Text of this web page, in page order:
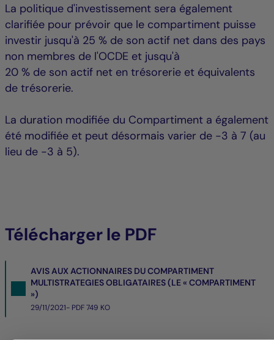
La politique d'investissement sera également
clarifiée pour prévoir que le compartiment puisse
investir jusqu'à 25 % de son actif net dans des pays
non membres de l'OCDE et jusqu'à
20 % de son actif net en trésorerie et équivalents
de trésorerie.
La duration modifiée du Compartiment a également
été modifiée et peut désormais varier de -3 à 7 (au
lieu de -3 à 5).
Télécharger le PDF
AVIS AUX ACTIONNAIRES DU COMPARTIMENT
MULTISTRATEGIES OBLIGATAIRES (LE « COMPARTIMENT
»)
29/11/2021- PDF749 KO